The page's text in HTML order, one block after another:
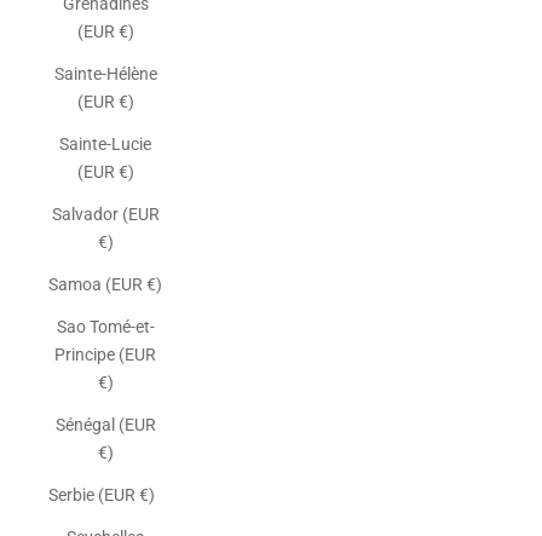
(EUR €)
Sainte-Hélène
(EUR €)
Sainte-Lucie
(EUR €)
Salvador (EUR
€)
Samoa (EUR €)
Sao Tomé-et-
Principe (EUR
€)
Sénégal (EUR
€)
Serbie (EUR €)